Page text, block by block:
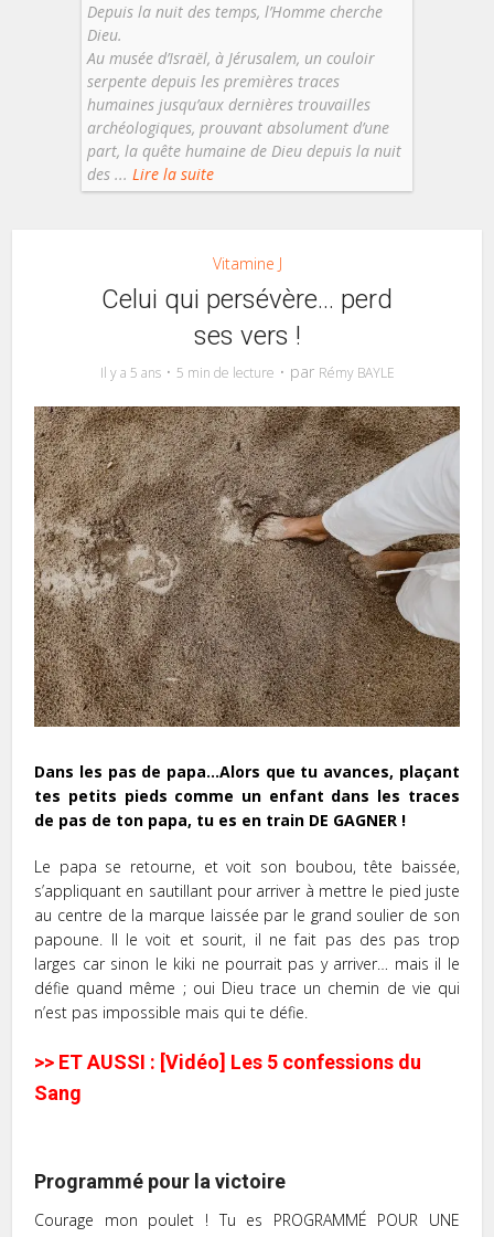
Depuis la nuit des temps, l’Homme cherche
Dieu.
Au musée d’Israël, à Jérusalem, un couloir
serpente depuis les premières traces
humaines jusqu’aux dernières trouvailles
archéologiques, prouvant absolument d’une
part, la quête humaine de Dieu depuis la nuit
des ... Lire la suite
Vitamine J
Celui qui persévère… perd
ses vers !
Il y a 5 ans 5 min de lecture par Rémy BAYLE
Dans les pas de papa…Alors que tu avances, plaçant
tes petits pieds comme un enfant dans les traces
de pas de ton papa, tu es en train DE GAGNER !
Le papa se retourne, et voit son boubou, tête baissée,
s’appliquant en sautillant pour arriver à mettre le pied juste
au centre de la marque laissée par le grand soulier de son
papoune. Il le voit et sourit, il ne fait pas des pas trop
larges car sinon le kiki ne pourrait pas y arriver… mais il le
défie quand même ; oui Dieu trace un chemin de vie qui
n’est pas impossible mais qui te défie.
>> ET AUSSI : [Vidéo] Les 5 confessions du
Sang
Programmé pour la victoire
Courage mon poulet ! Tu es PROGRAMMÉ POUR UNE